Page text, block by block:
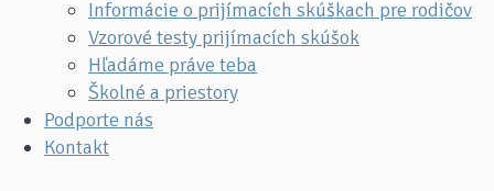
Informácie o prijímacích skúškach pre rodičov
Vzorové testy prijímacích skúšok
Hľadáme práve teba
Školné a priestory
Podporte nás
Kontakt